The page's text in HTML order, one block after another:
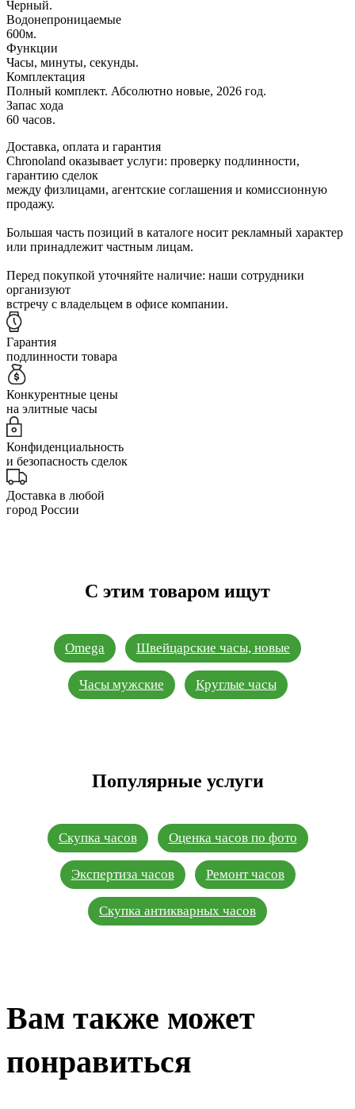
Черный.
Водонепроницаемые
600м.
Функции
Часы, минуты, секунды.
Комплектация
Полный комплект. Абсолютно новые, 2026 год.
Запас хода
60 часов.
Доставка, оплата и гарантия
Chronoland оказывает услуги: проверку подлинности,
гарантию сделок
между физлицами, агентские соглашения и комиссионную
продажу.
Большая часть позиций в каталоге носит рекламный характер
или принадлежит частным лицам.
Перед покупкой уточняйте наличие: наши сотрудники
организуют
встречу с владельцем в офисе компании.
Гарантия
подлинности товара
Конкурентные цены
на элитные часы
Конфиденциальность
и безопасность сделок
Доставка в любой
город России
С этим товаром ищут
Omega Швейцарские часы, новые
Часы мужские Круглые часы
Популярные услуги
Скупка часов Оценка часов по фото
Экспертиза часов Ремонт часов
Скупка антикварных часов
Вам также может
понравиться